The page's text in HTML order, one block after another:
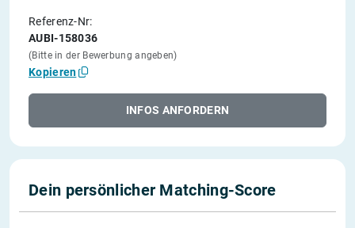
Referenz-Nr:
AUBI-158036
(Bitte in der Bewerbung angeben)
Kopieren
INFOS ANFORDERN
Dein persönlicher Matching-Score